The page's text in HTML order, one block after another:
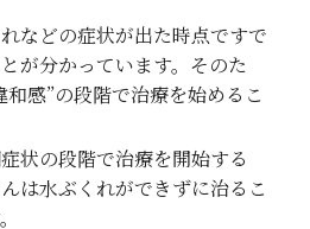
などの症状が出た時点ですで
が分かっています。そのた
感”の段階で治療を始めるこ
状の段階で治療を開始する
は水ぶくれができずに治るこ